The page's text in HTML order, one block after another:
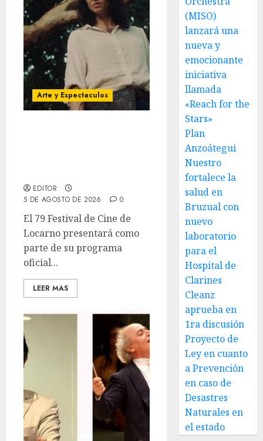
Arte y Espectaculos
EDITOR
5 DE AGOSTO DE 2026
0
El 79 Festival de Cine de
Locarno presentará como
parte de su programa
oficial...
LEER MAS
(MISO)
lanzará una
nueva y
emocionante
iniciativa
llamada
«Reach for the
Stars»
Plan
Anzoátegui
Nuestro
fortalece la
salud en
Bruzual con
nuevo
laboratorio
para el
Hospital de
Clarines
Cleanz
aprueba en
1ra discusión
Proyecto de
Ley en cuanto
a Prevención
en caso de
Desastres
Naturales en
el estado